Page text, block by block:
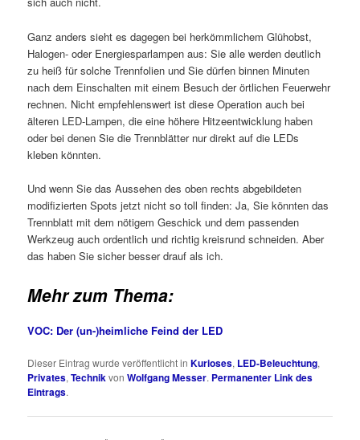
Ganz anders sieht es dagegen bei herkömmlichem Glühobst,
Halogen- oder Energiesparlampen aus: Sie alle werden deutlich
zu heiß für solche Trennfolien und Sie dürfen binnen Minuten
nach dem Einschalten mit einem Besuch der örtlichen Feuerwehr
rechnen. Nicht empfehlenswert ist diese Operation auch bei
älteren LED-Lampen, die eine höhere Hitzeentwicklung haben
oder bei denen Sie die Trennblätter nur direkt auf die LEDs
kleben könnten.
Und wenn Sie das Aussehen des oben rechts abgebildeten
modifizierten Spots jetzt nicht so toll finden: Ja, Sie könnten das
Trennblatt mit dem nötigem Geschick und dem passenden
Werkzeug auch ordentlich und richtig kreisrund schneiden. Aber
das haben Sie sicher besser drauf als ich.
Mehr zum Thema:
VOC: Der (un-)heimliche Feind der LED
Dieser Eintrag wurde veröffentlicht inKurioses, LED-Beleuchtung,
Privates,TechnikvonWolfgang Messer. Permanenter Link des
Eintrags.